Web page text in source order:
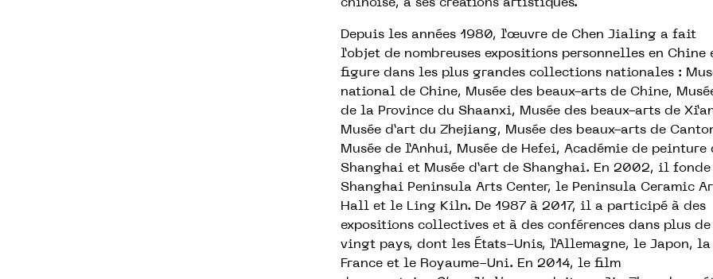
chinoise, à ses créations artistiques.
Depuis les années 1980, l’œuvre de Chen Jialing a fait
l’objet de nombreuses expositions personnelles en Chine
figure dans les plus grandes collections nationales :
national de Chine, Musée des beaux-arts de Chine,
de la Province du Shaanxi, Musée des beaux-arts de
Musée d’art du Zhejiang, Musée des beaux-arts de
Musée de l’Anhui, Musée de Hefei, Académie de peinture
Shanghai et Musée d’art de Shanghai. En 2002, il
Shanghai Peninsula Arts Center, le Peninsula Ceramic
Hall et le Ling Kiln. De 1987 à 2017, il a participé à des
expositions collectives et à des conférences dans plus de
vingt pays, dont les États-Unis, l’Allemagne, le Japon, la
France et le Royaume-Uni. En 2014, le film